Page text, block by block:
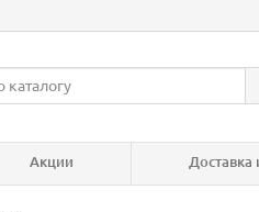
Акции Доставка